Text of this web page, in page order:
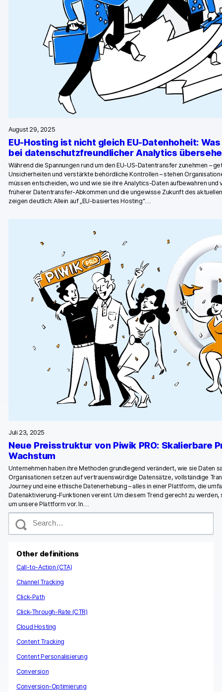
Help Center
Piwik PRO Academy
Community Forum
Entwickler & API
Kontakt
Medien
EN NL FR
August 29, 2025
EU-Hosting ist nicht gleich EU-Datenhoheit:
bei datenschutzfreundlicher Analytics
Während die Spannungen rund um den EU-US-Datentransfer zunehmen –
Unsicherheiten und verstärkte behördliche Kontrollen – stehen
müssen entscheiden, wo und wie sie ihre Analytics-Daten aufbewahren und
früherer Datentransfer-Abkommen und die ungewisse Zukunft des
zeigen deutlich: Allein auf „EU-basiertes Hosting“…
Juli 23, 2025
Neue Preisstruktur von Piwik PRO: Skalierbare
Wachstum
Unternehmen haben ihre Methoden grundlegend verändert, wie sie Daten
Organisationen setzen auf vertrauenswürdige Datensätze, vollständige
Journey und eine ethische Datenerhebung – alles in einer Plattform, die
Datenaktivierung-Funktionen vereint. Um diesem Trend gerecht zu
um unsere Plattform vor. In…
S
Other definitions
Call-to-Action (CTA)
Channel Tracking
Click-Path
Click-Through-Rate (CTR)
Cloud Hosting
Content Tracking
Content Personalisierung
Conversion
Conversion-Optimierung